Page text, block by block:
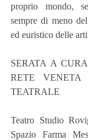
proprio mondo,
sempre di meno
ed euristico delle
SERATA A
RETE
TEATRALE
Teatro Studio
Spazio Farma